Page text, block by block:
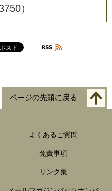
）
ページの先頭に戻る
よくあるご質問
免責事項
リンク集